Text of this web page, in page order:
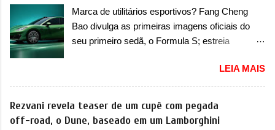
de pré-carga e gateway de domínio de energia.
Há mais quatro recursos de software como
gerenciamento...
que vão atualizá-los para a identidade visual
mais moderna da marca, mas ainda sem
motivos para que essa mudança já seja tão
nada os primeiros consumidores). Pelas
imagens teaser, se percebe que o sedã contará
com um novo para-choque na dianteira. Ele
passa a trazer um vinco horizontal mais
Marca de utilitários esportivos? Fang Cheng
Bao divulga as primeiras imagens oficiais do
seu primeiro sedã, o Formula S; estreia
como uma marca com utilitários esportivos, a
Fang Cheng Bao nasceu como uma empresa
voltada a desenvolver utilitários esportivos com
uma pegada mais off-road. E isso funcionou
LEIA MAIS
Rezvani revela teaser de um cupê com pegada
off-road, o Dune, baseado em um Lamborghini